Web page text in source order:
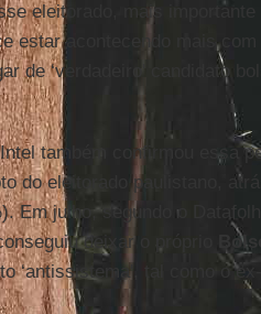
eleitorado, mais
estar acontecendo mais
de ‘verdadeiro' candidato
também confirmou essa
do eleitorado paulistano,
Em julho, segundo o
deixar o próprio
‘antissistema', tal como o